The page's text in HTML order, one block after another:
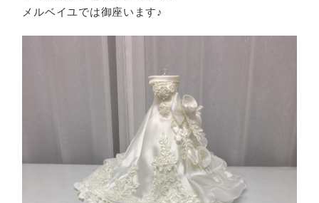
メルベイユでは御座います♪